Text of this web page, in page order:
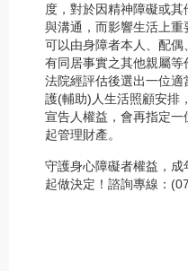
度，對於因精神障礙或
與溝通，而影響生活上重
可以由身障者本人、配
有同居事實之其他親屬等
法院經評估後選出一位
護(輔助)人生活照顧安排
宣告人權益，會再指定
起管理財產。
守護身心障礙者權益，
起做決定！諮詢專線：